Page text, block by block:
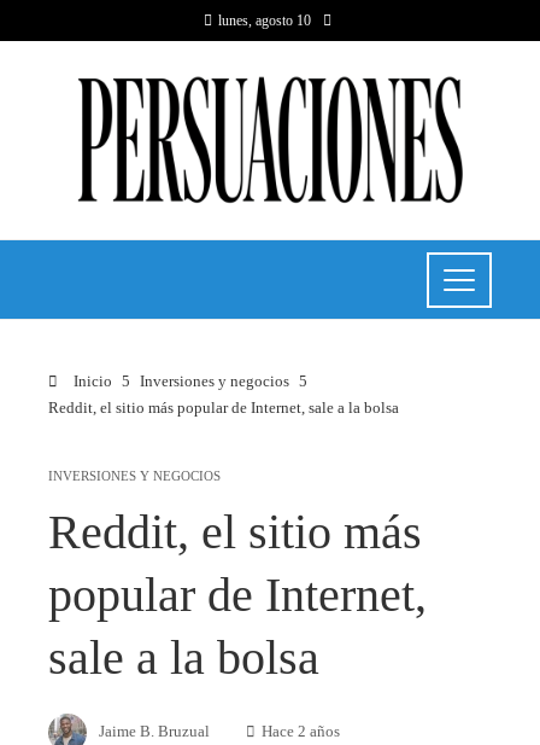
lunes, agosto 10
Inicio
Inversiones y negocios
Reddit, el sitio más popular de Internet, sale a la bolsa
INVERSIONES Y NEGOCIOS
Reddit, el sitio más
popular de Internet,
sale a la bolsa
Jaime B. Bruzual Hace 2 años